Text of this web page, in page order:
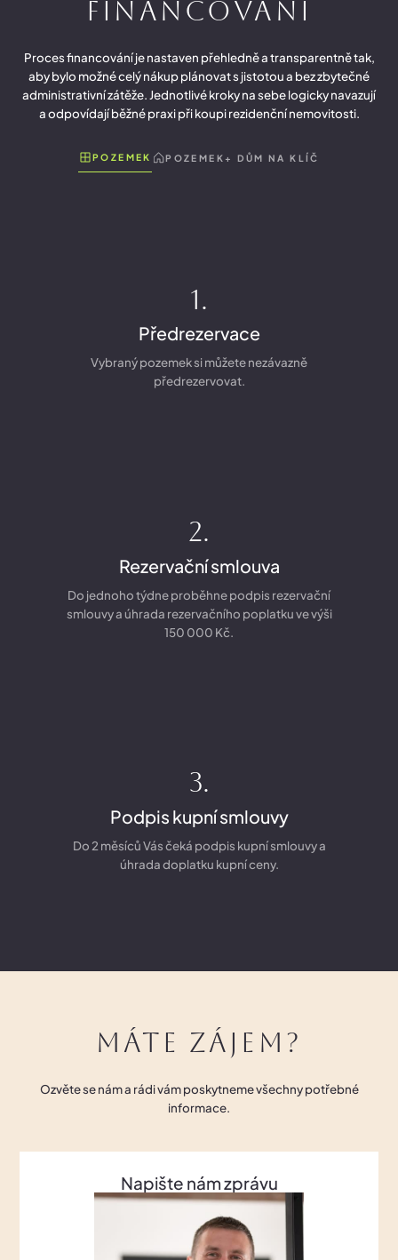
Financování
Proces financování je nastaven přehledně a transparentně tak,
aby bylo možné celý nákup plánovat s jistotou a bez zbytečné
administrativní zátěže. Jednotlivé kroky na sebe logicky navazují
a odpovídají běžné praxi při koupi rezidenční nemovitosti.
POZEMEK POZEMEK+ DŮM NA KLÍČ
1.
Předrezervace
Vybraný pozemek si můžete nezávazně
předrezervovat.
2.
Rezervační smlouva
Do jednoho týdne proběhne podpis rezervační
smlouvy a úhrada rezervačního poplatku ve výši
150 000 Kč.
3.
Podpis kupní smlouvy
Do 2 měsíců Vás čeká podpis kupní smlouvy a
úhrada doplatku kupní ceny.
Máte zájem?
Ozvěte se nám a rádi vám poskytneme všechny potřebné
informace.
Napište nám zprávu